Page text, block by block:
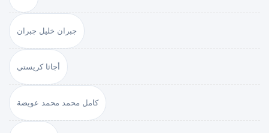
جبران خليل جبران
أجاثا كريستي
كامل محمد محمد عويضة